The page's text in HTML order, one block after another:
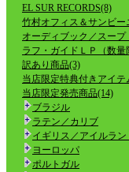
EL SUR RECORDS(8)
竹村オフィス＆サンビー
オーディブック／スープ
ラフ・ガイドＬＰ（数量
訳あり商品(3)
当店限定特典付きアイテ
当店限定発売商品(14)
ブラジル
ラテン／カリブ
イギリス／アイルラン
ヨーロッパ
ポルトガル